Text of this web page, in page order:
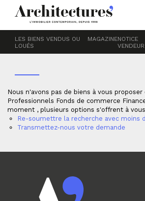
LES BIENS VENDUS OU
LOUÉS
MAGAZINENOTICE
VENDEUR
Accueil Professionnels
FINANCE / ASSURANCE
Nous n'avons pas de biens à vous proposer
Professionnels Fonds de commerce
moment , plusieurs options s'offrent à
Re-soumettre la recherche avec moins
Transmettez-nous votre demande